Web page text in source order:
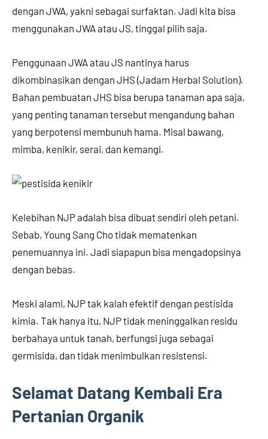
dengan JWA, yakni sebagai surfaktan. Jadi kita bisa
menggunakan JWA atau JS, tinggal pilih saja.
Penggunaan JWA atau JS nantinya harus
dikombinasikan dengan JHS (Jadam Herbal Solution).
Bahan pembuatan JHS bisa berupa tanaman apa saja,
yang penting tanaman tersebut mengandung bahan
yang berpotensi membunuh hama. Misal bawang,
mimba, kenikir, serai, dan kemangi.
Kelebihan NJP adalah bisa dibuat sendiri oleh petani.
Sebab, Young Sang Cho tidak mematenkan
penemuannya ini. Jadi siapapun bisa mengadopsinya
dengan bebas.
Meski alami, NJP tak kalah efektif dengan pestisida
kimia. Tak hanya itu, NJP tidak meninggalkan residu
berbahaya untuk tanah, berfungsi juga sebagai
germisida, dan tidak menimbulkan resistensi.
Selamat Datang Kembali Era
Pertanian Organik